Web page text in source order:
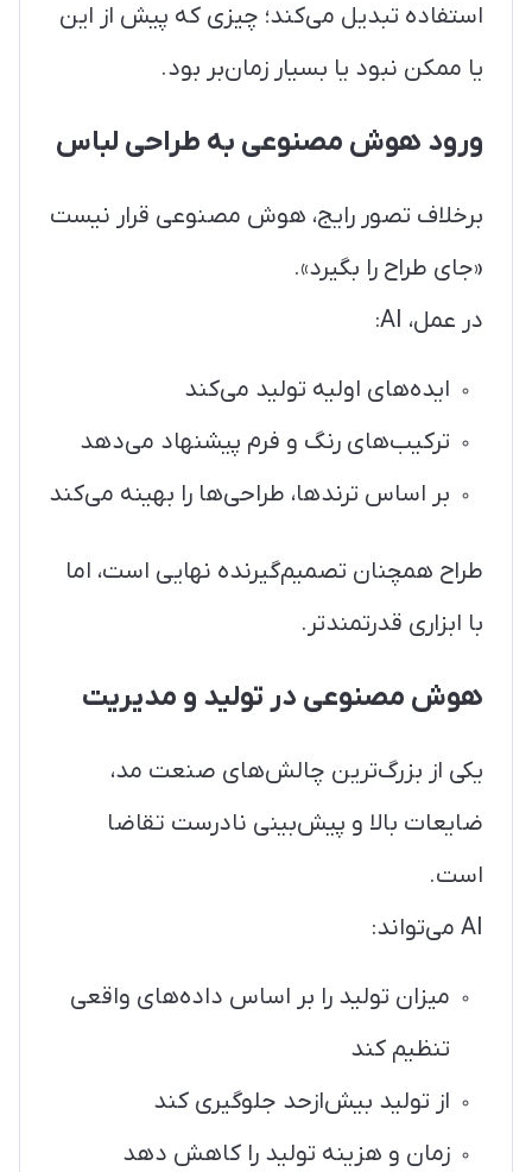
استفاده تبدیل می‌کند؛ چیزی که پیش از این
یا ممکن نبود یا بسیار زمان‌بر بود.
ورود هوش مصنوعی به طراحی لباس
برخلاف تصور رایج، هوش مصنوعی قرار نیست
«جای طراح را بگیرد».
در عمل، AI:
ایده‌های اولیه تولید می‌کند
ترکیب‌های رنگ و فرم پیشنهاد می‌دهد
بر اساس ترندها، طراحی‌ها را بهینه می‌کند
طراح همچنان تصمیم‌گیرنده نهایی است، اما
با ابزاری قدرتمندتر.
هوش مصنوعی در تولید و مدیریت
یکی از بزرگ‌ترین چالش‌های صنعت مد،
ضایعات بالا و پیش‌بینی نادرست تقاضا
است.
AI می‌تواند:
میزان تولید را بر اساس داده‌های واقعی
تنظیم کند
از تولید بیش‌ازحد جلوگیری کند
زمان و هزینه تولید را کاهش دهد